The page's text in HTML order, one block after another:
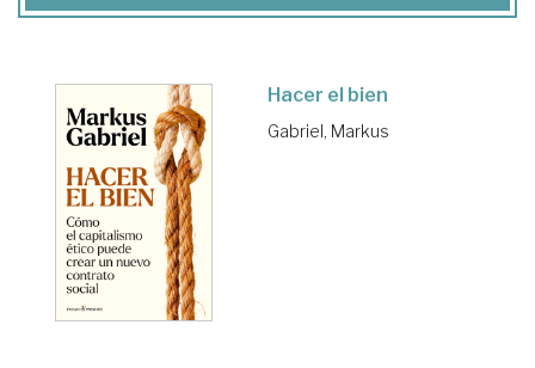
Hacer el bien
Gabriel, Markus